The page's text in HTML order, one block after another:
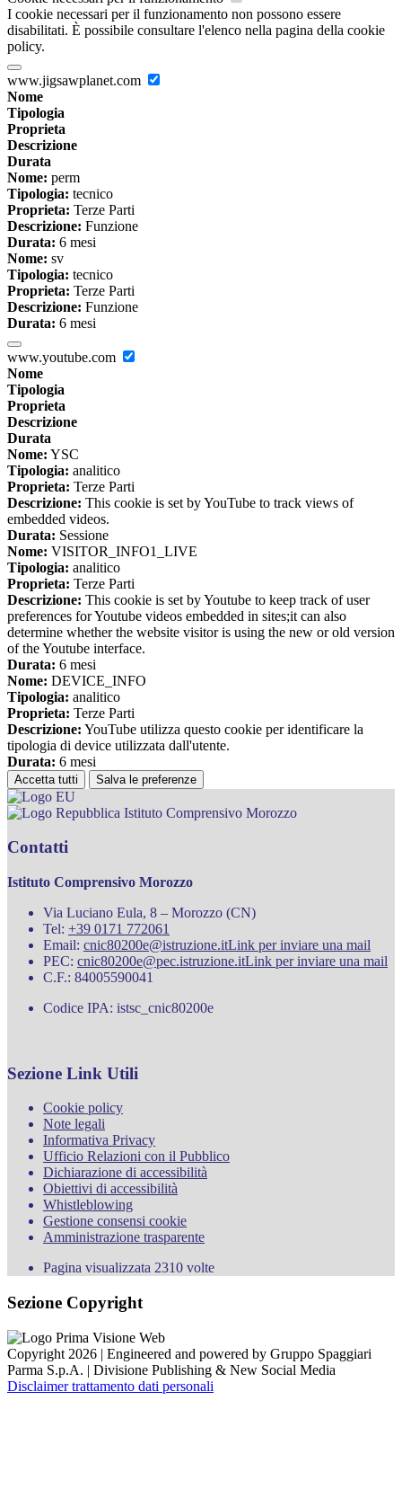
I cookie necessari per il funzionamento non possono essere
disabilitati. È possibile consultare l'elenco nella pagina della cookie
policy.
www.jigsawplanet.com
Nome
Tipologia
Proprieta
Descrizione
Durata
Nome: perm
Tipologia: tecnico
Proprieta: Terze Parti
Descrizione: Funzione
Durata: 6 mesi
Nome: sv
Tipologia: tecnico
Proprieta: Terze Parti
Descrizione: Funzione
Durata: 6 mesi
www.youtube.com
Nome
Tipologia
Proprieta
Descrizione
Durata
Nome: YSC
Tipologia: analitico
Proprieta: Terze Parti
Descrizione: This cookie is set by YouTube to track views of
embedded videos.
Durata: Sessione
Nome: VISITOR_INFO1_LIVE
Tipologia: analitico
Proprieta: Terze Parti
Descrizione: This cookie is set by Youtube to keep track of user
preferences for Youtube videos embedded in sites;it can also
determine whether the website visitor is using the new or old version
of the Youtube interface.
Durata: 6 mesi
Nome: DEVICE_INFO
Tipologia: analitico
Proprieta: Terze Parti
Descrizione: YouTube utilizza questo cookie per identificare la
tipologia di device utilizzata dall'utente.
Durata: 6 mesi
Accetta tutti Salva le preferenze
Istituto Comprensivo Morozzo
Contatti
Istituto Comprensivo Morozzo
Via Luciano Eula, 8 – Morozzo (CN)
Tel: +39 0171 772061
Email: cnic80200e@istruzione.itLink per inviare una mail
PEC: cnic80200e@pec.istruzione.itLink per inviare una mail
C.F.: 84005590041
Codice IPA: istsc_cnic80200e
Sezione Link Utili
Cookie policy
Note legali
Informativa Privacy
Ufficio Relazioni con il Pubblico
Dichiarazione di accessibilità
Obiettivi di accessibilità
Whistleblowing
Gestione consensi cookie
Amministrazione trasparente
Pagina visualizzata 2310 volte
Sezione Copyright
Copyright 2026 | Engineered and powered by Gruppo Spaggiari
Parma S.p.A. | Divisione Publishing & New Social Media
Disclaimer trattamento dati personali